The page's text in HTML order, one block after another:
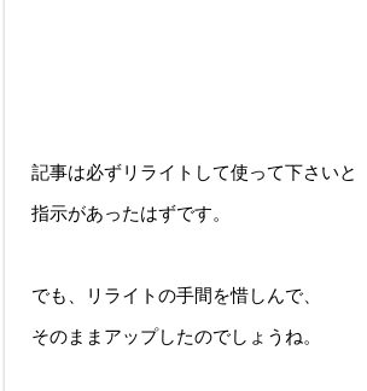
記事は必ずリライトして使って下さいと
指示があったはずです。
でも、リライトの手間を惜しんで、
そのままアップしたのでしょうね。